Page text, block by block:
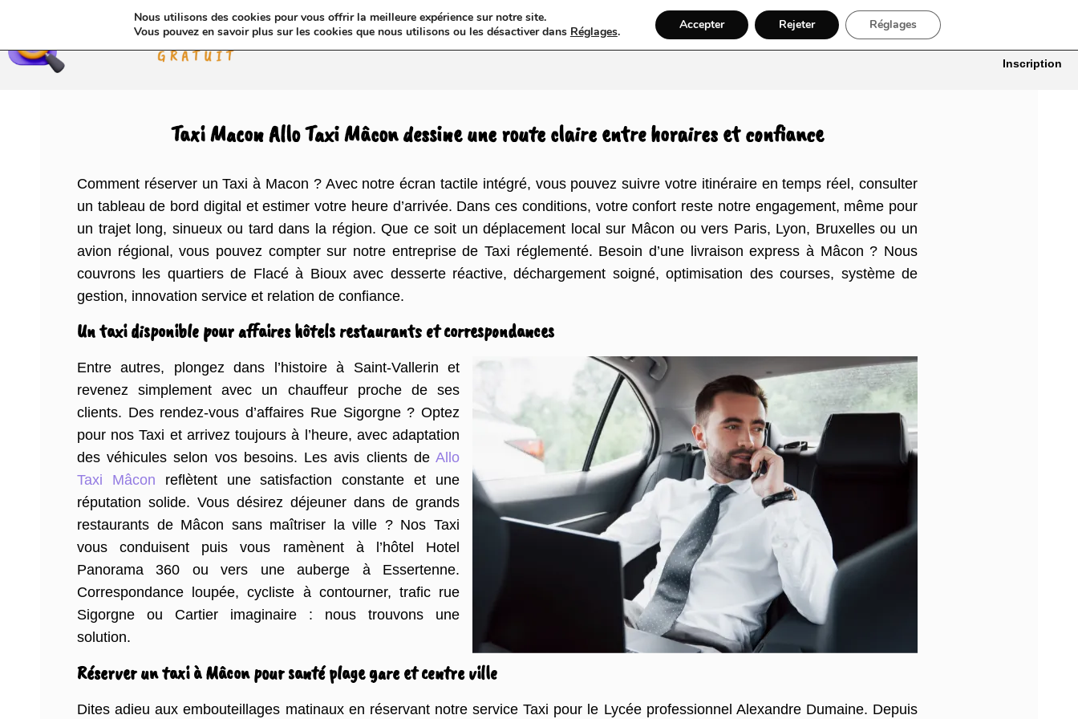
Annuaires & Blogs Web Taxi VTC Ambulance Locations De Voitures Bâtiment, Artisans & Électriciens
Inscription
Taxi Macon Allo Taxi Mâcon dessine une route claire entre horaires et confiance
Comment réserver un Taxi à Macon ? Avec notre écran tactile intégré, vous pouvez suivre votre itinéraire en temps réel, consulter
un tableau de bord digital et estimer votre heure d’arrivée. Dans ces conditions, votre confort reste notre engagement, même pour
un trajet long, sinueux ou tard dans la région. Que ce soit un déplacement local sur Mâcon ou vers Paris, Lyon, Bruxelles ou un
avion régional, vous pouvez compter sur notre entreprise de Taxi réglementé. Besoin d’une livraison express à Mâcon ? Nous
couvrons les quartiers de Flacé à Bioux avec desserte réactive, déchargement soigné, optimisation des courses, système de
gestion, innovation service et relation de confiance.
Un taxi disponible pour affaires hôtels restaurants et correspondances
Entre autres, plongez dans l’histoire à Saint-Vallerin et
revenez simplement avec un chauffeur proche de ses
clients. Des rendez-vous d’affaires Rue Sigorgne ? Optez
pour nos Taxi et arrivez toujours à l’heure, avec adaptation
des véhicules selon vos besoins. Les avis clients de Allo
Taxi Mâcon reflètent une satisfaction constante et une
réputation solide. Vous désirez déjeuner dans de grands
restaurants de Mâcon sans maîtriser la ville ? Nos Taxi
vous conduisent puis vous ramènent à l’hôtel Hotel
Panorama 360 ou vers une auberge à Essertenne.
Correspondance loupée, cycliste à contourner, trafic rue
Sigorgne ou Cartier imaginaire : nous trouvons une
solution.
Réserver un taxi à Mâcon pour santé plage gare et centre ville
Dites adieu aux embouteillages matinaux en réservant notre service Taxi pour le Lycée professionnel Alexandre Dumaine. Depuis
Nous utilisons des cookies pour vous offrir la meilleure expérience sur notre site.
Vous pouvez en savoir plus sur les cookies que nous utilisons ou les désactiver dans Réglages. Accepter Rejeter Réglages